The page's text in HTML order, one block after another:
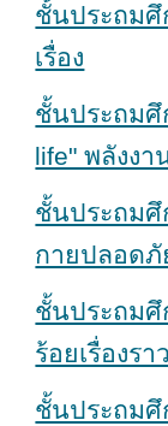
ชั้นประถมศึ
เรื่อง
ชั้นประถมศึ
life" พลังงา
ชั้นประถมศึ
กายปลอดภั
ชั้นประถมศึ
ร้อยเรื่องราว
ชั้นประถม